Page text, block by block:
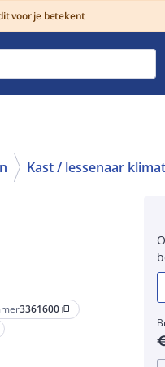
voor je betekent
Kast / lessenaar
3361600 content_copy